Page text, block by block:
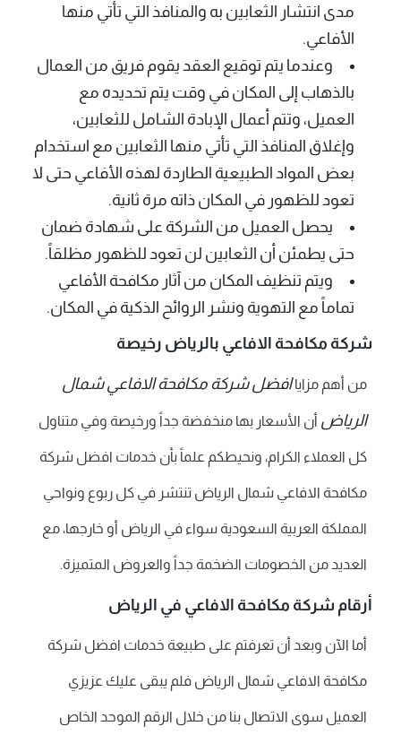
مدى انتشار الثعابين به والمنافذ التي تأتي منها
الأفاعي.
وعندما يتم توقيع العقد يقوم فريق من العمال
بالذهاب إلى المكان في وقت يتم تحديده مع
العميل، وتتم أعمال الإبادة الشامل للثعابين،
وإغلاق المنافذ التي تأتي منها الثعابين مع استخدام
بعض المواد الطبيعية الطاردة لهذه الأفاعي حتى لا
تعود للظهور في المكان ذاته مرة ثانية.
يحصل العميل من الشركة على شهادة ضمان
حتى يطمئن أن الثعابين لن تعود للظهور مظلقاً.
ويتم تنظيف المكان من آثار مكافحة الأفاعي
تماماً مع التهوية ونشر الروائح الذكية في المكان.
شركة مكافحة الافاعي بالرياض رخيصة
من أهم مزاياافضل شركة مكافحة الافاعي شمال
الرياض أن الأسعار بها منخفضة جداً ورخيصة وفي متناول
كل العملاء الكرام، ونحيطكم علماً بأن خدمات افضل شركة
مكافحة الافاعي شمال الرياض تنتشر في كل ربوع ونواحي
المملكة العربية السعودية سواء في الرياض أو خارجها، مع
العديد من الخصومات الضخمة جداً والعروض المتميزة.
أرقام شركة مكافحة الافاعي في الرياض
أما الآن وبعد أن تعرفتم على طبيعة خدمات افضل شركة
مكافحة الافاعي شمال الرياض فلم يبقى عليك عزيزي
العميل سوى الاتصال بنا من خلال الرقم الموحد الخاص